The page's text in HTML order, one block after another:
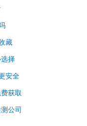
藏
择
安全
获取
公司